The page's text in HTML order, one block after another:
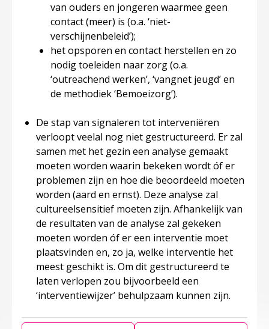
van ouders en jongeren waarmee geen
contact (meer) is (o.a. ‘niet-
verschijnenbeleid’);
het opsporen en contact herstellen en zo
nodig toeleiden naar zorg (o.a.
‘outreachend werken’, ‘vangnet jeugd’ en
de methodiek ‘Bemoeizorg’).
De stap van signaleren tot interveniëren
verloopt veelal nog niet gestructureerd. Er zal
samen met het gezin een analyse gemaakt
moeten worden waarin bekeken wordt óf er
problemen zijn en hoe die beoordeeld moeten
worden (aard en ernst). Deze analyse zal
cultureelsensitief moeten zijn. Afhankelijk van
de resultaten van de analyse zal gekeken
moeten worden óf er een interventie moet
plaatsvinden en, zo ja, welke interventie het
meest geschikt is. Om dit gestructureerd te
laten verlopen zou bijvoorbeeld een
‘interventiewijzer’ behulpzaam kunnen zijn.